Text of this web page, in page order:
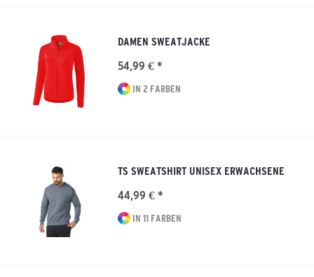
DAMEN SWEATJACKE
54,99 € *
IN 2 FARBEN
TS SWEATSHIRT UNISEX ERWACHSENE
44,99 € *
IN 11 FARBEN